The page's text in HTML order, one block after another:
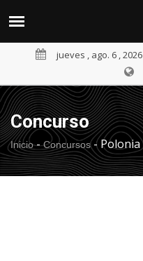
jueves , ago. 6 , 2026
Concurso
Inicio- Concursos- Polonia